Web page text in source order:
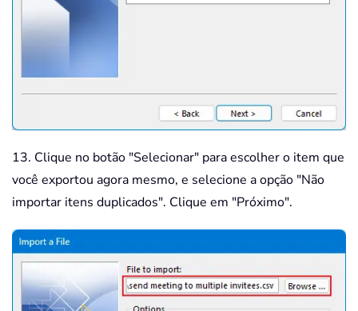
13. Clique no botão "Selecionar" para escolher o item que
você exportou agora mesmo, e selecione a opção "Não
importar itens duplicados". Clique em "Próximo".